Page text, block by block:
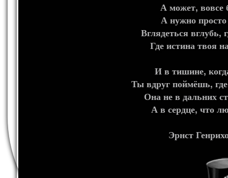
А может, вовсе
А нужно
Вглядеться вглубь,
Где истина твоя
И в тишине,
Ты вдруг поймёшь,
Она не в дальних
А в сердце, что
Эрнст